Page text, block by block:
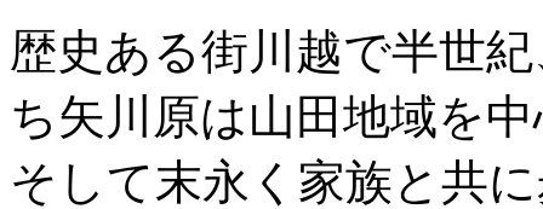
歴史ある街川越で半世
ち矢川原は山田地域を
そして末永く家族と共